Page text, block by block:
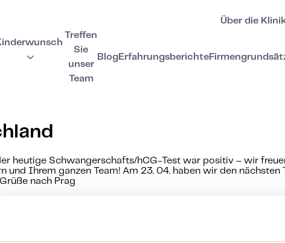
Über die
Treffen
Sie
unser
Team
Blog Erfahrungsberichte
der heutige Schwangerschafts/hCG-Test war positiv – wir
und Ihrem ganzen Team! Am 23. 04. haben wir den
nach Prag
ersten Schritt zur Behandlung der Unfruchtbarkeit